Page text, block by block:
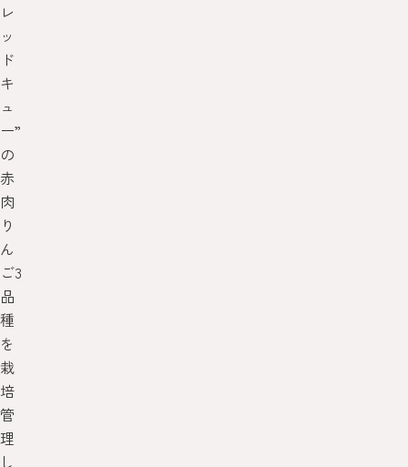
レ
ッ
ド
キ
ュ
ー”
の
赤
肉
り
ん
ご3
品
種
を
栽
培
管
理
し